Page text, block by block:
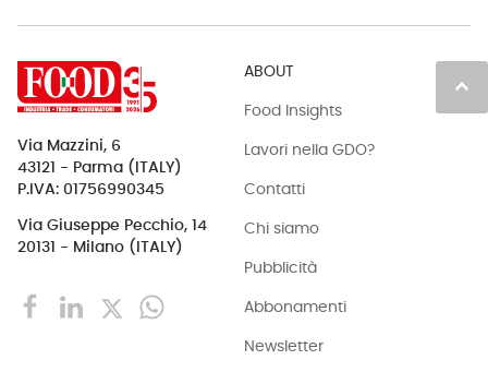
keyboard_arrow_up
Via Mazzini, 6
43121 - Parma (ITALY)
P.IVA: 01756990345
Via Giuseppe Pecchio, 14
20131 - Milano (ITALY)
ABOUT
Food Insights
Lavori nella GDO?
Contatti
Chi siamo
Pubblicità
Abbonamenti
Newsletter